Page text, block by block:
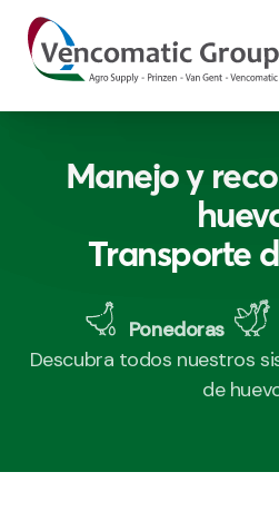
Manejo y
Transporte
Ponedoras
Descubra todos nuestros
de